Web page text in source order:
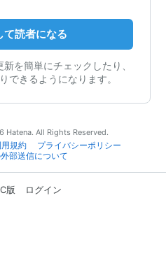
て読者になる
を簡単にチェックしたり、
できるようになります。
All Rights Reserved.
用規約
プライバシーポリシー
部送信について
版 ログイン